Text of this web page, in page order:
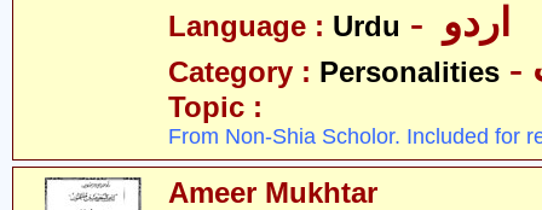
Language : Urdu
Category : Personalities
Topic :
From Non-Shia Scholor. Included for
Ameer Mukhtar